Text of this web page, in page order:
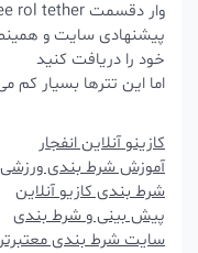
پیشنهادی سایت و
خود را دریافت کنید
اما این تترها بسیار کم
کازینو آنلاین انفجار
آموزش شرط بندی ورزشی
شرط بندی کازیو آنلاین
پیش بینی و شرط بندی
سایت شرط بندی